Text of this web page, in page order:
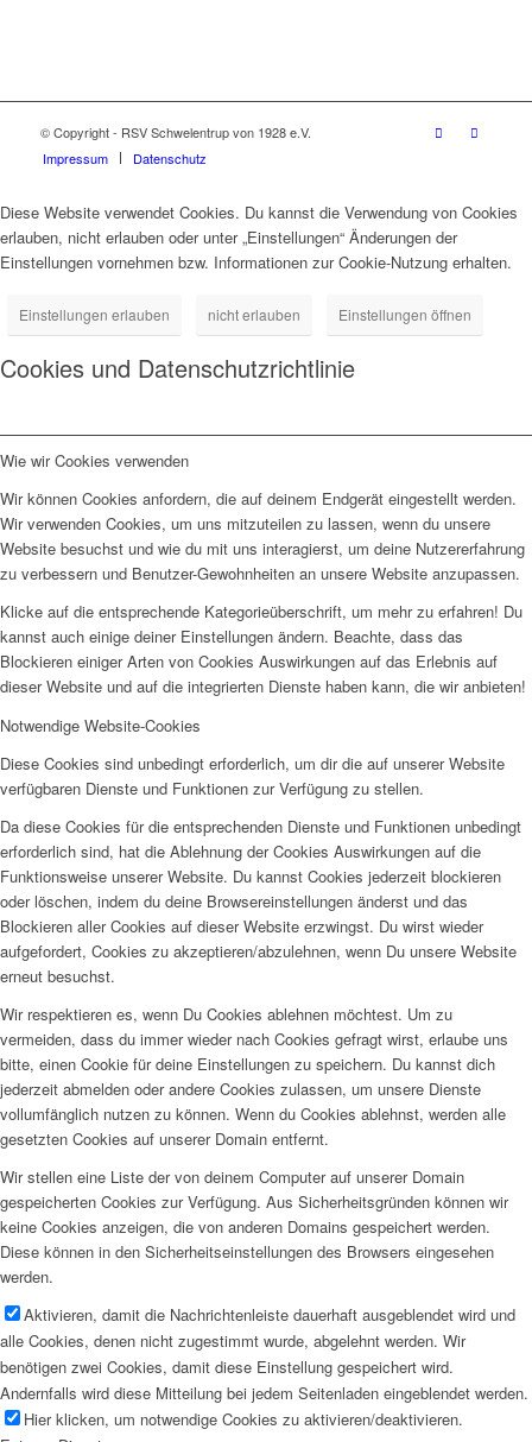
© Copyright - RSV Schwelentrup von 1928 e.V.
Impressum
Datenschutz
Diese Website verwendet Cookies. Du kannst die Verwendung von Cookies
erlauben, nicht erlauben oder unter „Einstellungen“ Änderungen der
Einstellungen vornehmen bzw. Informationen zur Cookie-Nutzung erhalten.
Einstellungen erlauben nicht erlauben Einstellungen öffnen
Cookies und Datenschutzrichtlinie
Wie wir Cookies verwenden
Wir können Cookies anfordern, die auf deinem Endgerät eingestellt werden.
Wir verwenden Cookies, um uns mitzuteilen zu lassen, wenn du unsere
Website besuchst und wie du mit uns interagierst, um deine Nutzererfahrung
zu verbessern und Benutzer-Gewohnheiten an unsere Website anzupassen.
Klicke auf die entsprechende Kategorieüberschrift, um mehr zu erfahren! Du
kannst auch einige deiner Einstellungen ändern. Beachte, dass das
Blockieren einiger Arten von Cookies Auswirkungen auf das Erlebnis auf
dieser Website und auf die integrierten Dienste haben kann, die wir anbieten!
Notwendige Website-Cookies
Diese Cookies sind unbedingt erforderlich, um dir die auf unserer Website
verfügbaren Dienste und Funktionen zur Verfügung zu stellen.
Da diese Cookies für die entsprechenden Dienste und Funktionen unbedingt
erforderlich sind, hat die Ablehnung der Cookies Auswirkungen auf die
Funktionsweise unserer Website. Du kannst Cookies jederzeit blockieren
oder löschen, indem du deine Browsereinstellungen änderst und das
Blockieren aller Cookies auf dieser Website erzwingst. Du wirst wieder
aufgefordert, Cookies zu akzeptieren/abzulehnen, wenn Du unsere Website
erneut besuchst.
Wir respektieren es, wenn Du Cookies ablehnen möchtest. Um zu
vermeiden, dass du immer wieder nach Cookies gefragt wirst, erlaube uns
bitte, einen Cookie für deine Einstellungen zu speichern. Du kannst dich
jederzeit abmelden oder andere Cookies zulassen, um unsere Dienste
vollumfänglich nutzen zu können. Wenn du Cookies ablehnst, werden alle
gesetzten Cookies auf unserer Domain entfernt.
Wir stellen eine Liste der von deinem Computer auf unserer Domain
gespeicherten Cookies zur Verfügung. Aus Sicherheitsgründen können wir
keine Cookies anzeigen, die von anderen Domains gespeichert werden.
Diese können in den Sicherheitseinstellungen des Browsers eingesehen
werden.
Aktivieren, damit die Nachrichtenleiste dauerhaft ausgeblendet wird und
alle Cookies, denen nicht zugestimmt wurde, abgelehnt werden. Wir
benötigen zwei Cookies, damit diese Einstellung gespeichert wird.
Andernfalls wird diese Mitteilung bei jedem Seitenladen eingeblendet werden.
Hier klicken, um notwendige Cookies zu aktivieren/deaktivieren.